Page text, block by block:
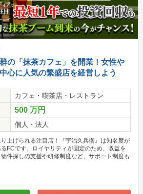
の「抹茶カフェ」を開業！女性や
心に人気の繁盛店を経営しよう
カフェ・喫茶店・レストラン
500 万円
個人・法人
上げられる注目店！『宇治久兵衛』は知名度が
FCです。ロイヤリティが固定のため、収益を
件探しの支援や研修制度など、サポート制度も